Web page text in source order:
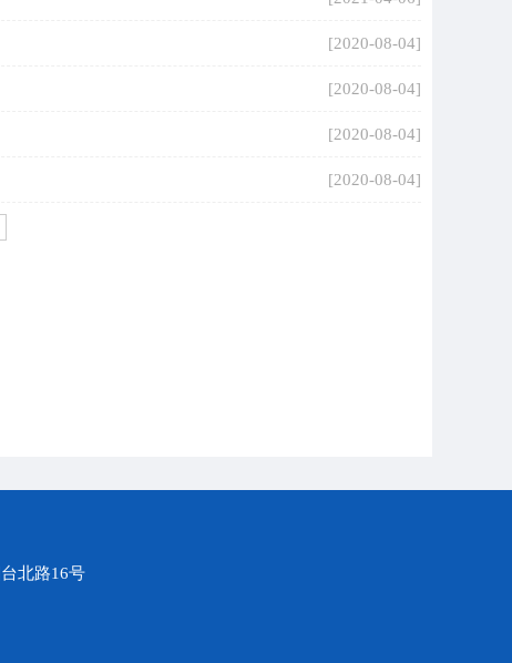
[2020-08-04]
[2020-08-04]
[2020-08-04]
[2020-08-04]
北路16号